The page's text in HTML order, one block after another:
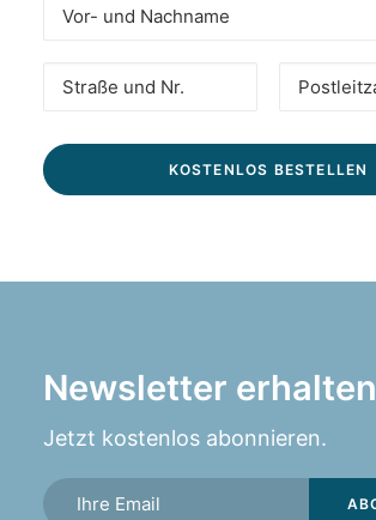
Newsletter erhalten
Jetzt kostenlos abonnieren.